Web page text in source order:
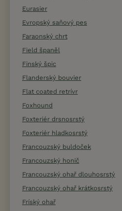
Eurasier
Evropský saňový pes
Faraonský chrt
Field španěl
Finský špic
Flanderský bouvier
Flat coated retrívr
Foxhound
Foxteriér drsnosrstý
Foxteriér hladkosrstý
Francouzský buldoček
Francouzský honič
Francouzský ohař dlouhosrstý
Francouzský ohař krátkosrstý
Fríský ohař